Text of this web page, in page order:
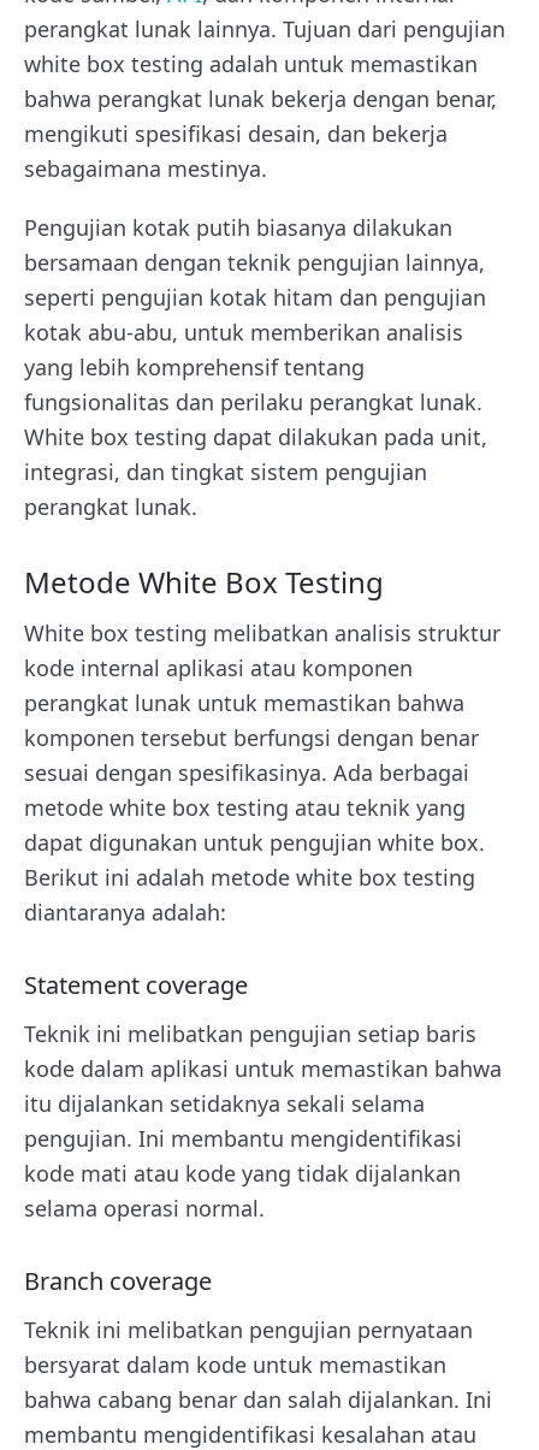
perangkat lunak lainnya. Tujuan dari pengujian
white box testing adalah untuk memastikan
bahwa perangkat lunak bekerja dengan benar,
mengikuti spesifikasi desain, dan bekerja
sebagaimana mestinya.
Pengujian kotak putih biasanya dilakukan
bersamaan dengan teknik pengujian lainnya,
seperti pengujian kotak hitam dan pengujian
kotak abu-abu, untuk memberikan analisis
yang lebih komprehensif tentang
fungsionalitas dan perilaku perangkat lunak.
White box testing dapat dilakukan pada unit,
integrasi, dan tingkat sistem pengujian
perangkat lunak.
Metode White Box Testing
White box testing melibatkan analisis struktur
kode internal aplikasi atau komponen
perangkat lunak untuk memastikan bahwa
komponen tersebut berfungsi dengan benar
sesuai dengan spesifikasinya. Ada berbagai
metode white box testing atau teknik yang
dapat digunakan untuk pengujian white box.
Berikut ini adalah metode white box testing
diantaranya adalah:
Statement coverage
Teknik ini melibatkan pengujian setiap baris
kode dalam aplikasi untuk memastikan bahwa
itu dijalankan setidaknya sekali selama
pengujian. Ini membantu mengidentifikasi
kode mati atau kode yang tidak dijalankan
selama operasi normal.
Branch coverage
Teknik ini melibatkan pengujian pernyataan
bersyarat dalam kode untuk memastikan
bahwa cabang benar dan salah dijalankan. Ini
membantu mengidentifikasi kesalahan atau